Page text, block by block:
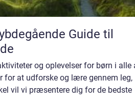
Guide til
og oplevelser for børn i alle
for at udforske og lære gennem leg,
vil vi præsentere dig for de bedste